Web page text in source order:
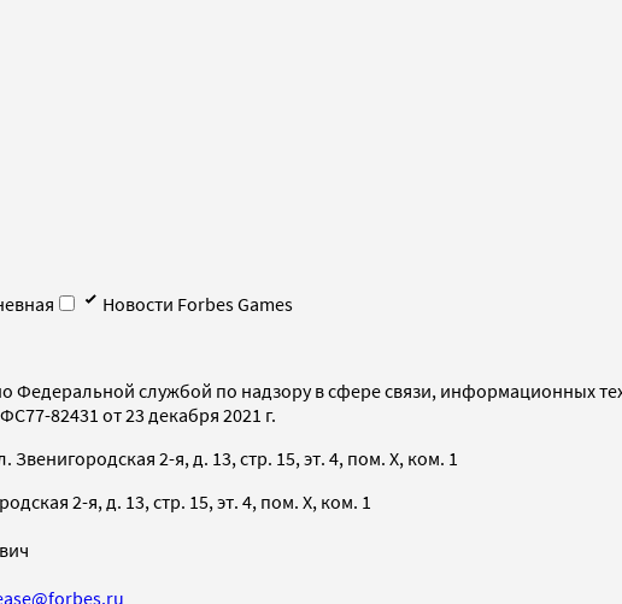
Новости Forbes Games
Федеральной службой по надзору в сфере связи, информационных
82431 от 23 декабря 2021 г.
2-я, д. 13, стр. 15, эт. 4, пом. X, ком. 1
2-я, д. 13, стр. 15, эт. 4, пом. X, ком. 1